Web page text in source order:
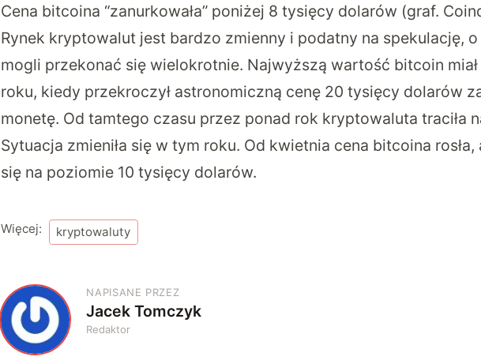
Cena bitcoina “zanurkowała” poniżej 8 tysięcy dolarów (graf.
Rynek kryptowalut jest bardzo zmienny i podatny na spekulację,
mogli przekonać się wielokrotnie. Najwyższą wartość bitcoin miał
roku, kiedy przekroczył astronomiczną cenę 20 tysięcy dolarów
monetę. Od tamtego czasu przez ponad rok kryptowaluta traciła
Sytuacja zmieniła się w tym roku. Od kwietnia cena bitcoina rosła,
się na poziomie 10 tysięcy dolarów.
Więcej: kryptowaluty
J
NAPISANE PRZEZ
Jacek Tomczyk
Redaktor